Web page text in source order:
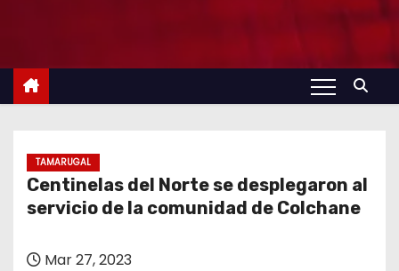
TAMARUGAL
Centinelas del Norte se desplegaron al
servicio de la comunidad de Colchane
Mar 27, 2023